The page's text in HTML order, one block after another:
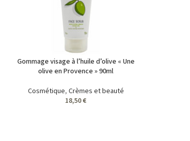
Gommage visage à l’huile d’olive « Une
olive en Provence » 90ml
Cosmétique, Crèmes et beauté
18,50€